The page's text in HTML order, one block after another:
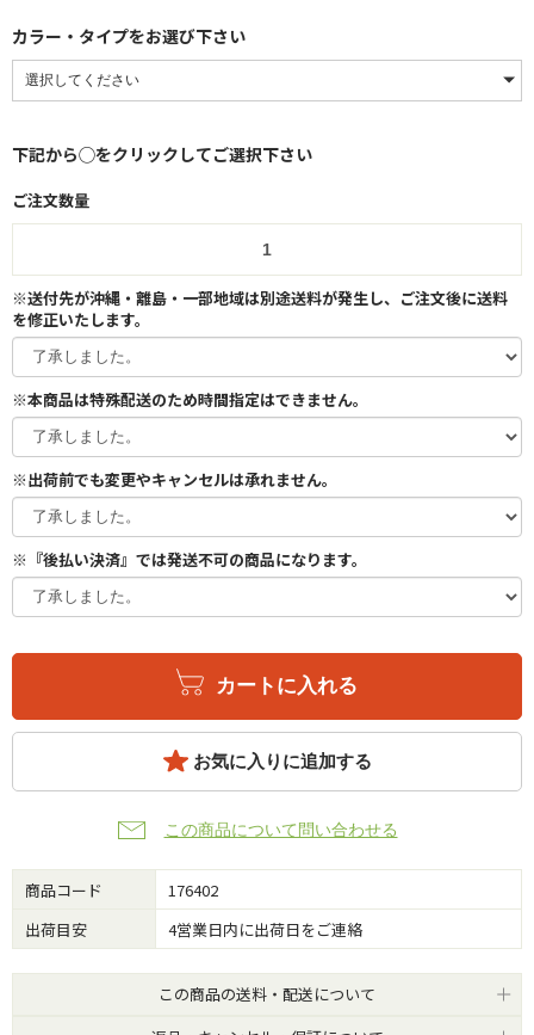
カラー・タイプをお選び下さい
下記から◯をクリックしてご選択下さい
ご注文数量
※送付先が沖縄・離島・一部地域は別途送料が発生し、ご注文後に送料
を修正いたします。
※本商品は特殊配送のため時間指定はできません。
※出荷前でも変更やキャンセルは承れません。
※『後払い決済』では発送不可の商品になります。
カートに入れる
お気に入りに追加する
この商品について問い合わせる
商品コード
176402
出荷目安
4営業日内に出荷日をご連絡
この商品の送料・配送について